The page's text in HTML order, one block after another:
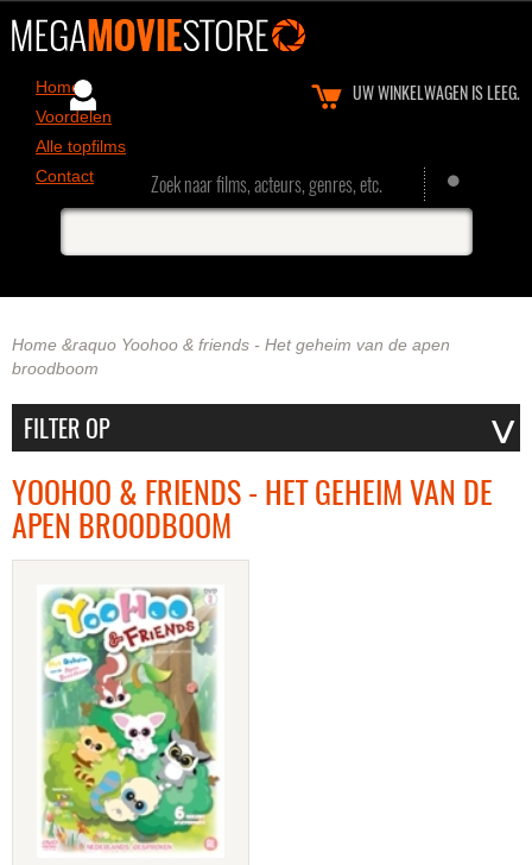
UW WINKELWAGEN IS LEEG.
Home
Voordelen
Alle topfilms
Contact
Zoek naar films, acteurs, genres, etc.
Home &raquo Yoohoo & friends - Het geheim van de apen
broodboom
YOOHOO & FRIENDS - HET GEHEIM VAN DE
APEN BROODBOOM